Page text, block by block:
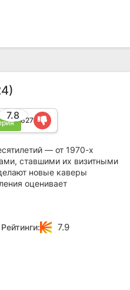
7.8627
— от 1970-х
ставшими их визитными
новые каверы
оценивает
Рейтинги: 7.9